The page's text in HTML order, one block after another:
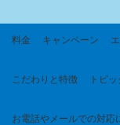
料金 キャンペーン
こだわりと特徴 トピッ
お電話やメールでの対応